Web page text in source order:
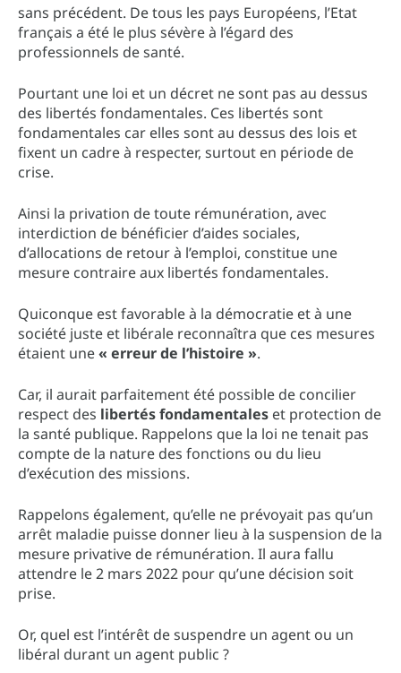
sans précédent. De tous les pays Européens, l’Etat
français a été le plus sévère à l’égard des
professionnels de santé.
Pourtant une loi et un décret ne sont pas au dessus
des libertés fondamentales. Ces libertés sont
fondamentales car elles sont au dessus des lois et
fixent un cadre à respecter, surtout en période de
crise.
Ainsi la privation de toute rémunération, avec
interdiction de bénéficier d’aides sociales,
d’allocations de retour à l’emploi, constitue une
mesure contraire aux libertés fondamentales.
Quiconque est favorable à la démocratie et à une
société juste et libérale reconnaîtra que ces mesures
étaient une« erreur de l’histoire ».
Car, il aurait parfaitement été possible de concilier
respect des libertés fondamentales et protection de
la santé publique. Rappelons que la loi ne tenait pas
compte de la nature des fonctions ou du lieu
d’exécution des missions.
Rappelons également, qu’elle ne prévoyait pas qu’un
arrêt maladie puisse donner lieu à la suspension de la
mesure privative de rémunération. Il aura fallu
attendre le 2 mars 2022 pour qu’une décision soit
prise.
Or, quel est l’intérêt de suspendre un agent ou un
libéral durant un agent public ?